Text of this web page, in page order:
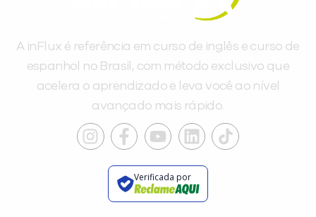
A inFlux é referência em curso de inglês e curso de
espanhol no Brasil, com método exclusivo que
acelera o aprendizado e leva você ao nível
avançado mais rápido.
Verificada por